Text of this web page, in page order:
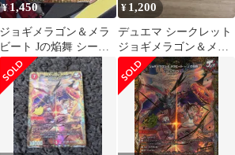
¥ 1,450
ジョギメラゴン＆メラ
ビート Jの焔舞 シーク
レット
¥ 1,200
デュエマ シークレット
ジョギメラゴン＆メラ
ビート 〜Jの焔舞〜
金枠他計3枚